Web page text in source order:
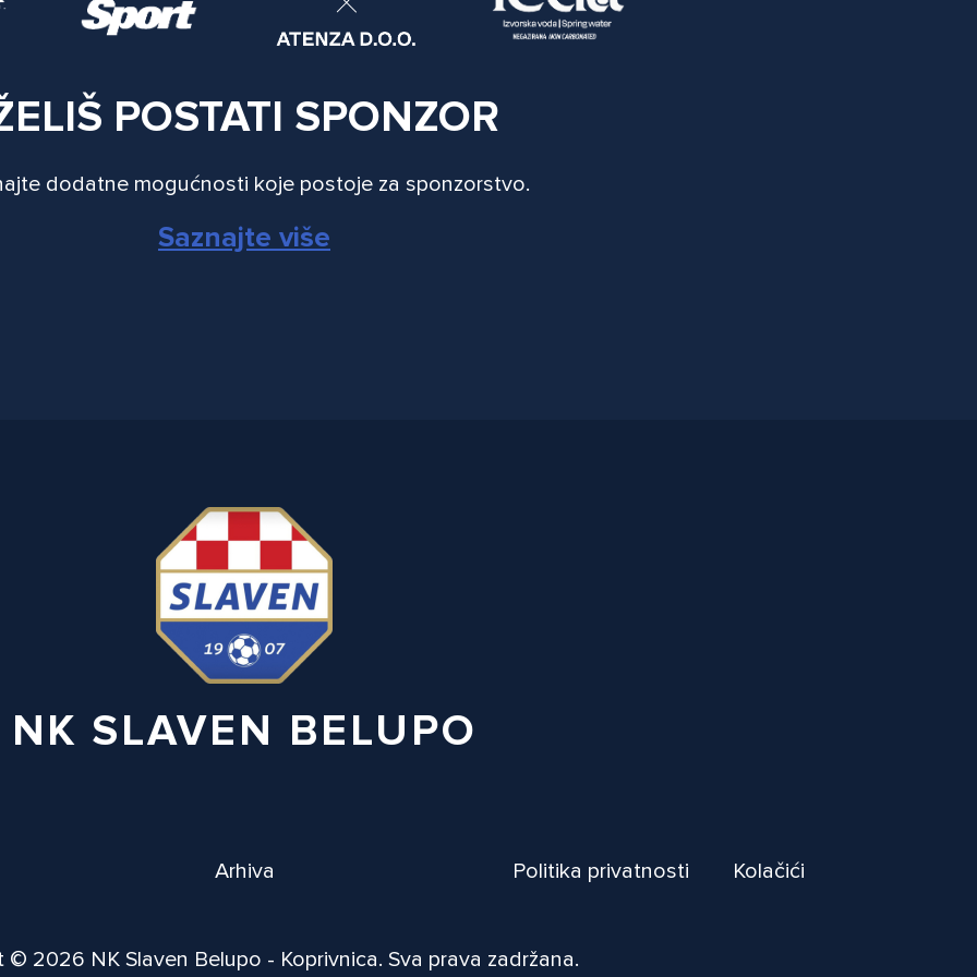
POSTATI SPONZOR
dodatne mogućnosti koje postoje za sponzorstvo.
Saznajte više
NK SLAVEN BELUPO
Arhiva Politika privatnosti Kolačići
© 2026 NK Slaven Belupo - Koprivnica. Sva prava zadržana.